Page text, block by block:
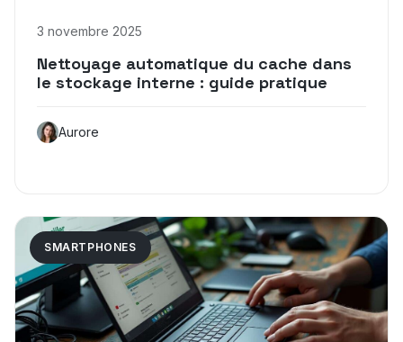
3 novembre 2025
Nettoyage automatique du cache dans
le stockage interne : guide pratique
Aurore
SMARTPHONES